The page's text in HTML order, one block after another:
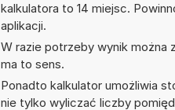
kalkulatora to 14 miejsc.
aplikacji.
W razie potrzeby wynik można
ma to sens.
Ponadto kalkulator umożliwia
nie tylko wyliczać liczby